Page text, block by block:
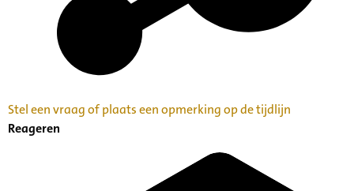
Stel een vraag of plaats een opmerking op de tijdlijn
Reageren